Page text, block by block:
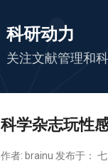
科研动力
关注文献管理和
科学杂志玩性
作者: brainu 发布于：